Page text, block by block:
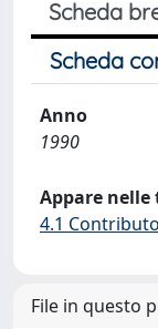
Scheda
Scheda
Anno
1990
Appare nelle
4.1
File in questo